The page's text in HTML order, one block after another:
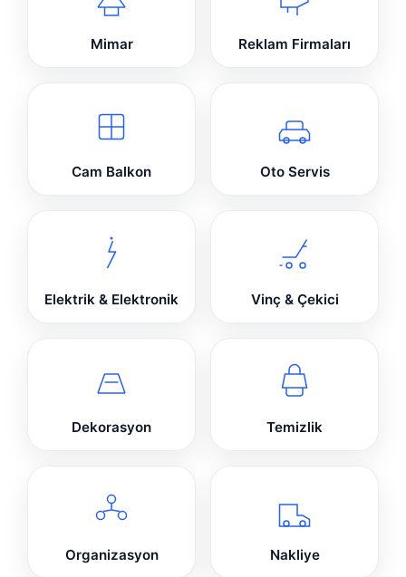
Mimar Reklam Firmaları
Cam Balkon Oto Servis
Elektrik & Elektronik Vinç & Çekici
Dekorasyon Temizlik
Organizasyon Nakliye